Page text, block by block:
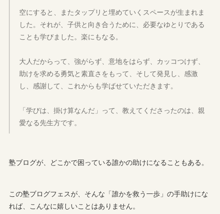
空にすると、またタップリと埋めていくスペースが生まれま
した。それが、子供と向き合うために、必要なゆとりである
ことも学びました。楽にもなる。
大人だからって、強がらず、意地をはらず、カッコつけず、
助けを求める勇気と素直さをもって、そして発見し、感激
し、感謝して、これからも学ばせていただきます。
「学びは、掛け算なんだ」って、教えてくださったのは、親
愛なる先生方です。
塾ブログが、どこかで困っている誰かの助けになることもある。
この塾ブログフェスが、そんな「誰かを救う一歩」の手助けにな
れば、こんなに嬉しいことはありません。